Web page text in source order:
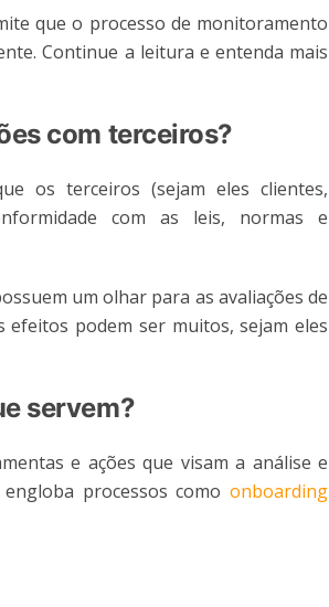
que o processo de monitoramento
Continue a leitura e entenda mais
com terceiros?
os terceiros (sejam eles clientes,
com as leis, normas e
um olhar para as avaliações de
efeitos podem ser muitos, sejam eles
servem?
e ações que visam a análise e
processos como onboarding